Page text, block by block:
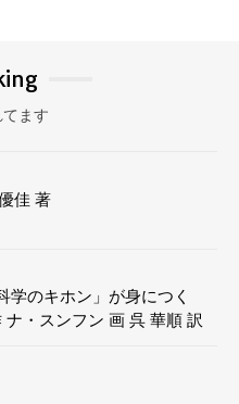
ます
佳 著
学のキホン」が身につく
・スンフン 画 呉 華順 訳